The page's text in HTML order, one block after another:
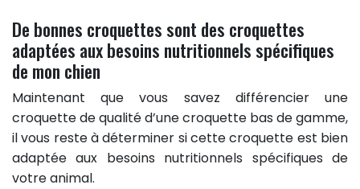
De bonnes croquettes sont des croquettes
adaptées aux besoins nutritionnels spécifiques
de mon chien
Maintenant que vous savez différencier une
croquette de qualité d’une croquette bas de gamme,
il vous reste à déterminer si cette croquette est bien
adaptée aux besoins nutritionnels spécifiques de
votre animal.